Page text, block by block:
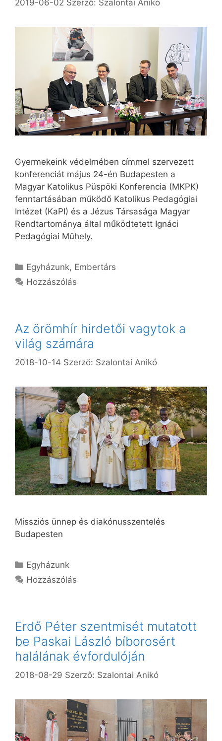
2019-06-02 Szerző: Szalontai Anikó
Gyermekeink védelmében címmel szervezett
konferenciát május 24-én Budapesten a
Magyar Katolikus Püspöki Konferencia (MKPK)
fenntartásában működő Katolikus Pedagógiai
Intézet (KaPI) és a Jézus Társasága Magyar
Rendtartománya által működtetett Ignáci
Pedagógiai Műhely.
Kategória
Egyházunk, Embertárs
Hozzászólás
Az örömhír hirdetői vagytok a
világ számára
2018-10-14 Szerző: Szalontai Anikó
Missziós ünnep és diakónusszentelés
Budapesten
Kategória
Egyházunk
Hozzászólás
Erdő Péter szentmisét mutatott
be Paskai László bíborosért
halálának évfordulóján
2018-08-29 Szerző: Szalontai Anikó